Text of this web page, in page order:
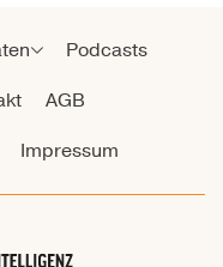
Podcasts
AGB
Impressum